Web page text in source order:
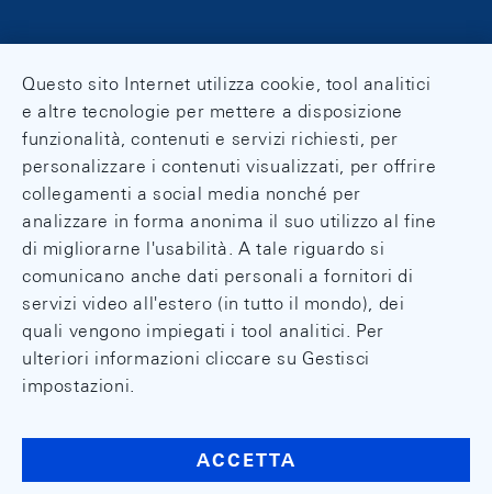
Questo sito Internet utilizza cookie, tool analitici
e altre tecnologie per mettere a disposizione
funzionalità, contenuti e servizi richiesti, per
personalizzare i contenuti visualizzati, per offrire
collegamenti a social media nonché per
analizzare in forma anonima il suo utilizzo al fine
di migliorarne l'usabilità. A tale riguardo si
comunicano anche dati personali a fornitori di
servizi video all'estero (in tutto il mondo), dei
quali vengono impiegati i tool analitici. Per
ulteriori informazioni cliccare su Gestisci
impostazioni.
ACCETTA